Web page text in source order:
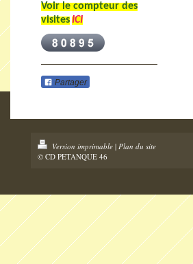
Voir le compteur des
visitesICI
Partager
Version imprimable | Plan du site
© CD PETANQUE 46